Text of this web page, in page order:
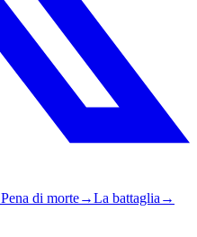
Pena di morte→La battaglia →